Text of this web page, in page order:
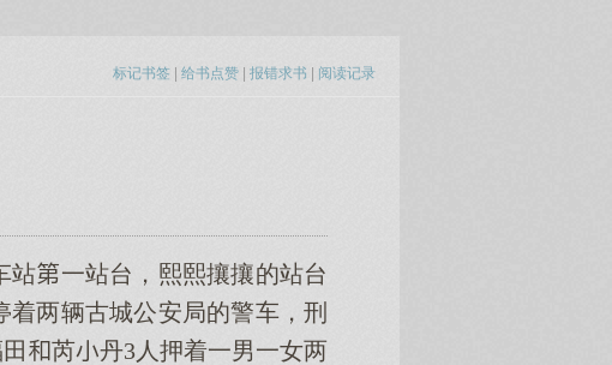
标记书签 | 给书点赞 | 报错求书 | 阅读记录
站一站台，熙熙攘攘的站台
两辆古城公安局的警车，刑
芮丹3人押着一男一女两